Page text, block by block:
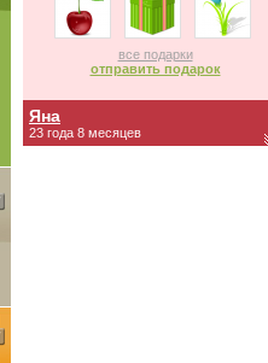
все подарки
отправить подарок
Яна
23 года 8 месяцев